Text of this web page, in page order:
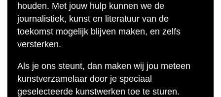
houden. Met jouw hulp kunnen we de
journalistiek, kunst en literatuur van de
toekomst mogelijk blijven maken, en zelfs
versterken.
Als je ons steunt, dan maken wij jou meteen
kunstverzamelaar door je speciaal
geselecteerde kunstwerken toe te sturen.